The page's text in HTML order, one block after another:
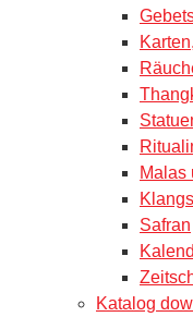
Malas
Safran
Katalog